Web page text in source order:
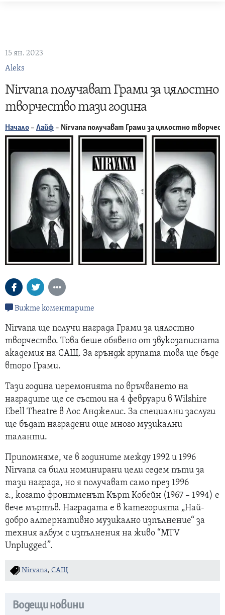
15 ян. 2023
Aleks
Nirvana получават Грами за цялостно
творчество тази година
Начало – Лайф – Nirvana получават Грами за цялостно
Вижте коментарите
Nirvana ще получи награда Грами за цялостно
творчество. Това беше обявено от звукозаписната
академия на САЩ. За гръндж групата това ще бъде
второ Грами.
Тази година церемонията по връчването на
наградите ще се състои на 4 февруари в Wilshire
Ebell Theatre в Лос Анджелис. За специални заслуги
ще бъдат наградени още много музикални
таланти.
Припомняме, че в годините между 1992 и 1996
Nirvana са били номинирани цели седем пъти за
тази награда, но я получават само през 1996
г., когато фронтменът Кърт Кобейн (1967 – 1994) е
вече мъртъв. Наградата е в категорията „Най-
добро алтернативно музикално изпълнение“ за
техния албум с изпълнения на живо “MTV
Unplugged”.
Nirvana, САЩ
Водещи новини